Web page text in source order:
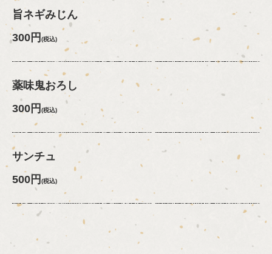
旨ネギみじん
300円 (税込)
薬味鬼おろし
300円 (税込)
サンチュ
500円 (税込)
この店舗情報をシェアする
料理 | 焼肉やっぱ。中野新橋本店